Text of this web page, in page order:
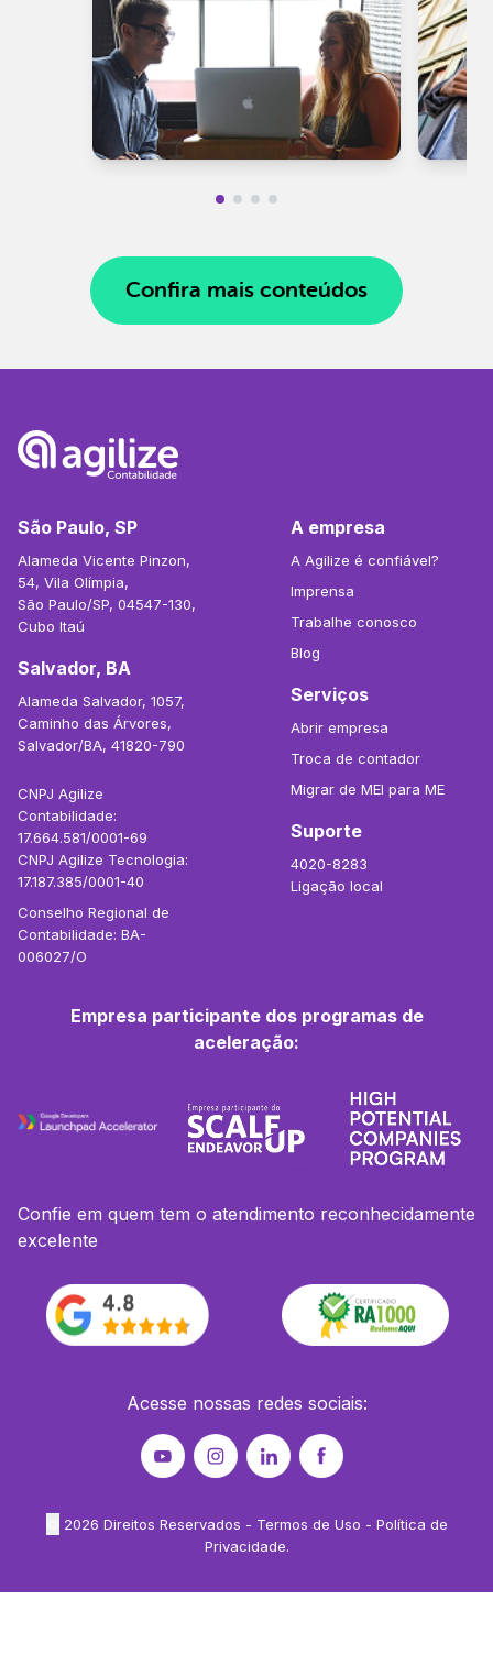
Confira mais conteúdos
São Paulo, SP
Alameda Vicente Pinzon,
54, Vila Olímpia,
São Paulo/SP, 04547-130,
Cubo Itaú
Salvador, BA
Alameda Salvador, 1057,
Caminho das Árvores,
Salvador/BA, 41820-790
CNPJ Agilize
Contabilidade:
17.664.581/0001-69
CNPJ Agilize Tecnologia:
17.187.385/0001-40
Conselho Regional de
Contabilidade: BA-
006027/O
A empresa
A Agilize é confiável?
Imprensa
Trabalhe conosco
Blog
Serviços
Abrir empresa
Troca de contador
Migrar de MEI para ME
Suporte
4020-8283
Ligação local
Empresa participante dos programas de
aceleração:
Confie em quem tem o atendimento reconhecidamente
excelente
Acesse nossas redes sociais:
2026 Direitos Reservados - Termos de Uso - Política de
Privacidade.